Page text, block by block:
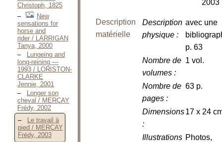
Christoph, 1825
New
sensations for
horse and
rider / LARRIGAN
Tanya, 2000
Lungeing and
long-reining —
1993 / LORISTON-
CLARKE
Jennie, 2001
Longer son
cheval / MERÇAY
Frédy, 2002
Le travail à
pied / MERÇAY
Frédy, 2003
2003
Description
matérielle
Description
physique:
avec une
p. 63
Nombre de
volumes:
1 vol.
Nombre de
pages:
63 p.
Dimensions
:
17 x 24
Illustrations Photos,